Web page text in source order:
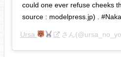
could one ever refuse cheeks
source : modelpress.jp) .
Ursa さん